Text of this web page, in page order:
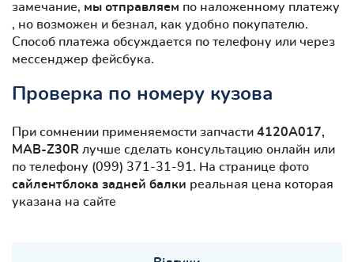
замечание, мы отправляем по наложенному платежу
, но возможен и безнал, как удобно покупателю.
Способ платежа обсуждается по телефону или через
мессенджер фейсбука.
Проверка по номеру кузова
При сомнении применяемости запчасти 4120A017,
MAB-Z30R лучше сделать консультацию онлайн или
по телефону (099) 371-31-91. На странице фото
сайлентблокa задней балки реальная цена которая
указана на сайте